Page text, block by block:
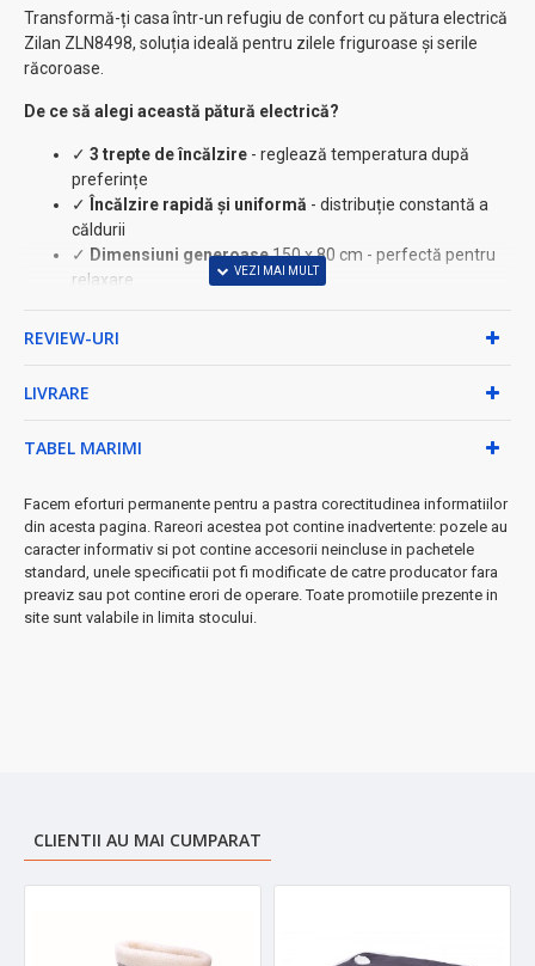
Transformă-ți casa într-un refugiu de confort cu pătura electrică
Zilan ZLN8498, soluția ideală pentru zilele friguroase și serile
răcoroase.
De ce să alegi această pătură electrică?
✓ 3 trepte de încălzire - reglează temperatura după
preferințe
✓
Încălzire rapidă și uniformă - distribuție constantă a
căldurii
✓ Dimensiuni generoase150 x 80 cm - perfectă pentru
relaxare
ta
• Putere: 60W - consum redus de energie
• Garanție 2 ani cu posibilitate de service
Perfectă pentru: relaxarea de seară, cititul în pat, urmărirea
filmelor sau ca ajutor suplimentar la încălzirea locuinței.
➤ Notă importantă: Din motive de igienă, acest produs nu poate fi
REVIEW-URI
LIVRARE
TABEL MARIMI
Facem eforturi permanente pentru a pastra corectitudinea informatiilor
din acesta pagina. Rareori acestea pot contine inadvertente: pozele au
caracter informativ si pot contine accesorii neincluse in pachetele
standard, unele specificatii pot fi modificate de catre producator fara
preaviz sau pot contine erori de operare. Toate promotiile prezente in
site sunt valabile in limita stocului.
CLIENTII AU MAI CUMPARAT